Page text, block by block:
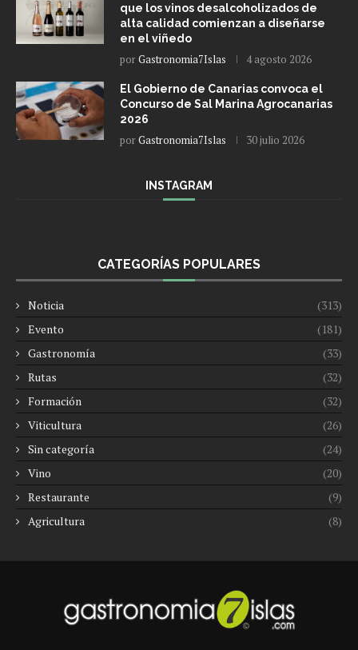
que los vinos desalcoholizados de
alta calidad comienzan a diseñarse
en el viñedo
porGastronomia7Islas 4 agosto 2026
El Gobierno de Canarias convoca el
Concurso de Sal Marina Agrocanarias
2026
porGastronomia7Islas 30 julio 2026
INSTAGRAM
CATEGORÍAS POPULARES
Noticia
(313)
Evento
(181)
Gastronomía
(33)
Rutas
(32)
Formación
(32)
Viticultura
(26)
Sin categoría
(24)
Vino
(20)
Restaurante
(9)
Agricultura
(8)